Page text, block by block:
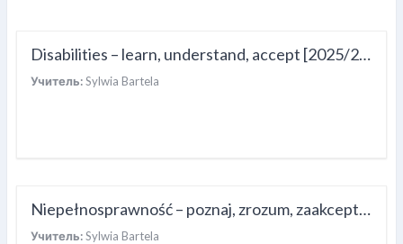
Disabilities – learn, understand, accept [2025/2026LEN]
Учитель:Sylwia Bartela
Niepełnosprawność – poznaj, zrozum, zaakceptuj [2025/2026L]
Учитель:Sylwia Bartela